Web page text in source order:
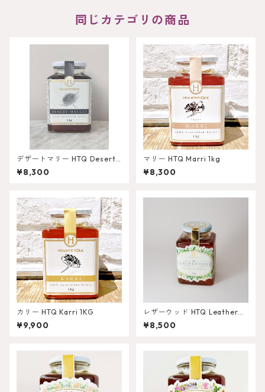
同じカテゴリの商品
デザートマリー HTQ Desert
Mallee 1kg
¥8,300
マリー HTQ Marri 1kg
¥8,300
カリー HTQ Karri 1KG
¥9,900
レザーウッド HTQ Leatherwo
od 1KG
¥8,500